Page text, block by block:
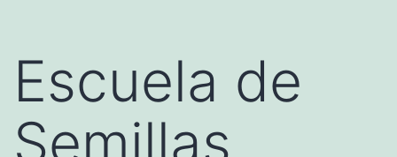
Escuela de
Semillas